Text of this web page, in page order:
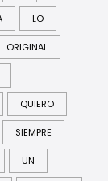
LO
ORIGINAL
QUIERO
SIEMPRE
UN